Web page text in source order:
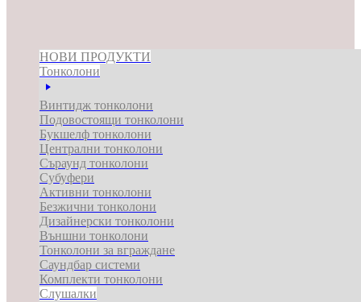
НОВИ ПРОДУКТИ
Тонколони
Винтидж тонколони
Подовостоящи тонколони
Букшелф тонколони
Централни тонколони
Съраунд тонколони
Субуфери
Активни тонколони
Безжични тонколони
Дизайнерски тонколони
Външни тонколони
Тонколони за вграждане
Саундбар системи
Комплекти тонколони
Слушалки